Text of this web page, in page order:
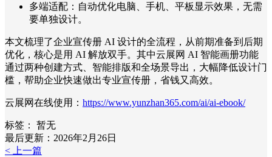
多端适配：自动优化电脑、手机、平板显示效果，无需
要单独设计。
本文梳理了企业宣传册 AI 设计的全流程，从前期准备到后期
优化，核心是用 AI 解放双手。其中云展网 AI 智能画册功能
通过两种创建方式、智能排版和全场景导出，大幅降低设计门
槛，帮助企业快速做出专业宣传册，省钱又高效。
云展网在线使用： https://www.yunzhan365.com/ai/ai-ebook/
标签：
暂无
最后更新：2026年2月26日
< 上一篇